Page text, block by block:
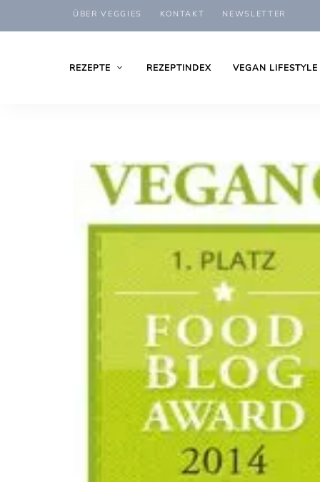
ÜBER VEGGIES KONTAKT NEWSLETTER
REZEPTE REZEPTINDEX VEGAN LIFESTYLE